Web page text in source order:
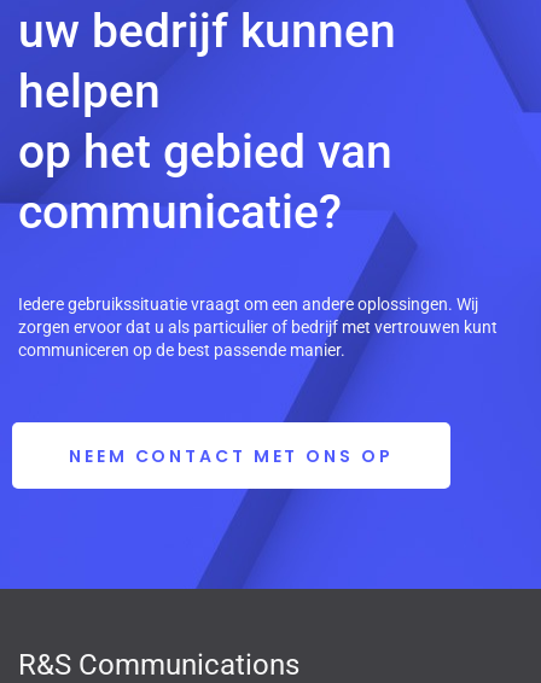
uw bedrijf kunnen
helpen
op het gebied van
communicatie?
Iedere gebruikssituatie vraagt om een andere oplossingen. Wij
zorgen ervoor dat u als particulier of bedrijf met vertrouwen kunt
communiceren op de best passende manier.
NEEM CONTACT MET ONS OP
R&S Communications